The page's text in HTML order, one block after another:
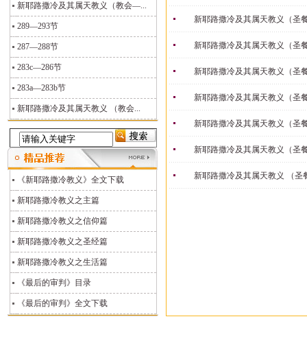
新耶路撒冷及其属天教义（教会—...
289—293节
287—288节
283c—286节
283a—283b节
新耶路撒冷及其属天教义 （教会...
《新耶路撒冷教义》全文下载
新耶路撒冷教义之主篇
新耶路撒冷教义之信仰篇
新耶路撒冷教义之圣经篇
新耶路撒冷教义之生活篇
《最后的审判》目录
《最后的审判》全文下载
新耶路撒冷及其属天教义（圣
新耶路撒冷及其属天教义（圣
新耶路撒冷及其属天教义（圣
新耶路撒冷及其属天教义（圣
新耶路撒冷及其属天教义（圣
新耶路撒冷及其属天教义（圣
新耶路撒冷及其属天教义 （